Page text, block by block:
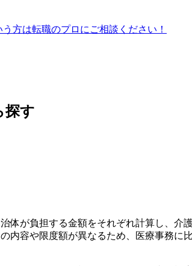
方は転職のプロにご相談ください！
探す
体が負担する金額をそれぞれ計算し、介
内容や限度額が異なるため、医療事務に